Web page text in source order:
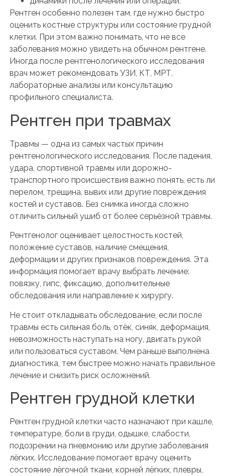
Рентген особенно полезен там, где нужно быстро
оценить костные структуры или состояние грудной
клетки. При этом важно понимать, что не все
заболевания можно увидеть на обычном рентгене.
Иногда после рентгенологического исследования
врач может рекомендовать УЗИ, КТ, МРТ,
лабораторные анализы или консультацию
профильного специалиста.
Рентген при травмах
Травмы — одна из самых частых причин
рентгенологического исследования. После падения,
удара, спортивной травмы или дорожно-
транспортного происшествия важно понять, есть ли
перелом, трещина, вывих или другие повреждения
костей и суставов. Без снимка иногда сложно
отличить сильный ушиб от более серьёзной травмы.
Рентгенолог оценивает целостность костей,
положение суставов, наличие смещения,
деформации и других признаков повреждения. Эта
информация помогает врачу выбрать лечение:
повязку, гипс, фиксацию, дополнительные
обследования или направление к хирургу.
Не стоит откладывать обследование, если после
травмы есть сильная боль, отёк, синяк, деформация,
невозможность наступать на ногу, двигать рукой
или пользоваться суставом. Чем раньше выполнена
диагностика, тем быстрее можно начать правильное
лечение и снизить риск осложнений.
Рентген грудной клетки
Рентген грудной клетки часто назначают при кашле,
температуре, боли в груди, одышке, слабости,
подозрении на пневмонию или другие заболевания
лёгких. Исследование помогает врачу оценить
состояние лёгочной ткани, корней лёгких, плевры,